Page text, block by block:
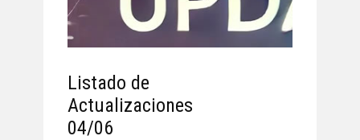
Listado de
Actualizaciones
04/06